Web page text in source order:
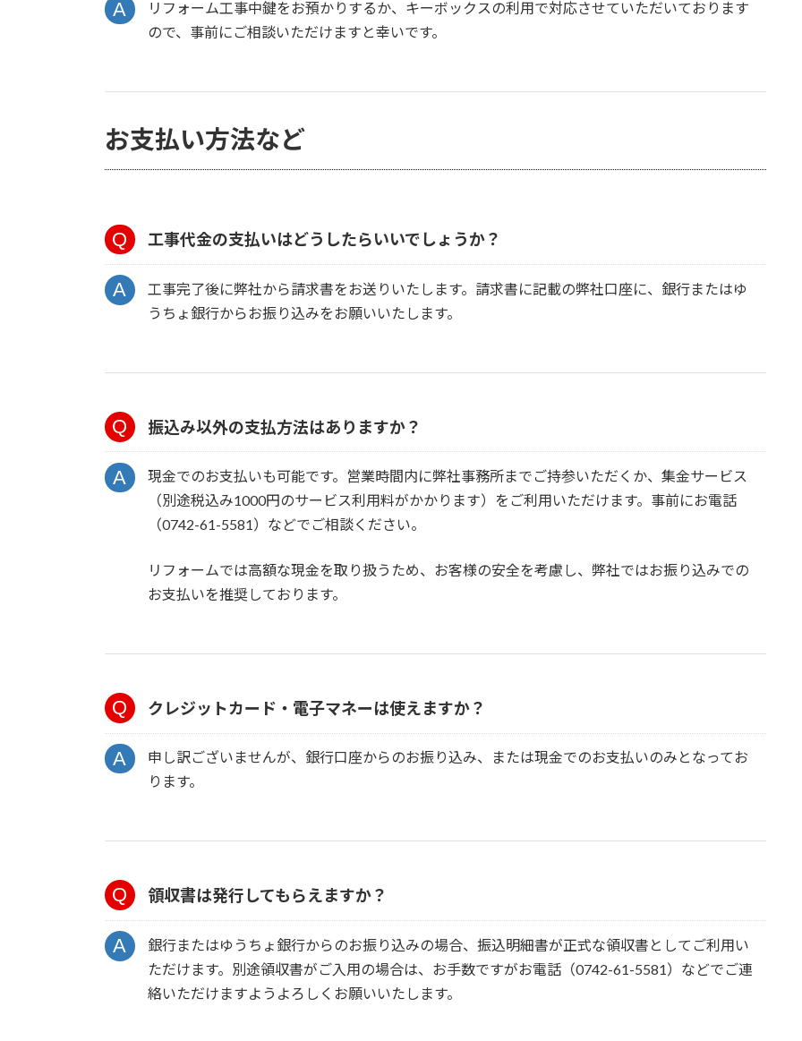
リフォーム工事中鍵をお預かりするか、キーボックスの利用で対応させていただいております
ので、事前にご相談いただけますと幸いです。
お支払い方法など
工事代金の支払いはどうしたらいいでしょうか？
工事完了後に弊社から請求書をお送りいたします。請求書に記載の弊社口座に、銀行またはゆ
うちょ銀行からお振り込みをお願いいたします。
振込み以外の支払方法はありますか？
現金でのお支払いも可能です。営業時間内に弊社事務所までご持参いただくか、集金サービス
（別途税込み1000円のサービス利用料がかかります）をご利用いただけます。事前にお電話
（0742-61-5581）などでご相談ください。
リフォームでは高額な現金を取り扱うため、お客様の安全を考慮し、弊社ではお振り込みでの
お支払いを推奨しております。
クレジットカード・電子マネーは使えますか？
申し訳ございませんが、銀行口座からのお振り込み、または現金でのお支払いのみとなってお
ります。
領収書は発行してもらえますか？
銀行またはゆうちょ銀行からのお振り込みの場合、振込明細書が正式な領収書としてご利用い
ただけます。別途領収書がご入用の場合は、お手数ですがお電話（0742-61-5581）などでご連
絡いただけますようよろしくお願いいたします。